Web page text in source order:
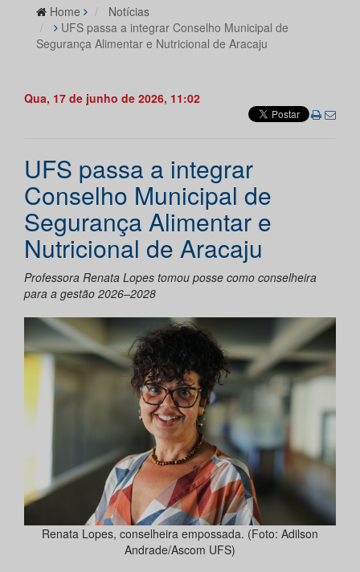
Home
Notícias
UFS passa a integrar Conselho Municipal de
Segurança Alimentar e Nutricional de Aracaju
Qua, 17 de junho de 2026, 11:02
UFS passa a integrar
Conselho Municipal de
Segurança Alimentar e
Nutricional de Aracaju
Professora Renata Lopes tomou posse como conselheira
para a gestão 2026–2028
Renata Lopes, conselheira empossada. (Foto: Adilson
Andrade/Ascom UFS)